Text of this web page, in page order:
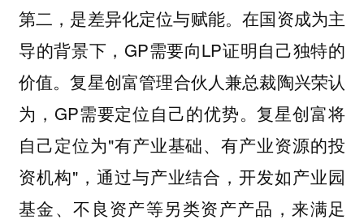
第二，是差异化定位与赋能。在国资成为主
导的背景下，GP需要向LP证明自己独特的
价值。复星创富管理合伙人兼总裁陶兴荣认
为，GP需要定位自己的优势。复星创富将
自己定位为"有产业基础、有产业资源的投
资机构"，通过与产业结合，开发如产业园
基金、不良资产等另类资产产品，来满足